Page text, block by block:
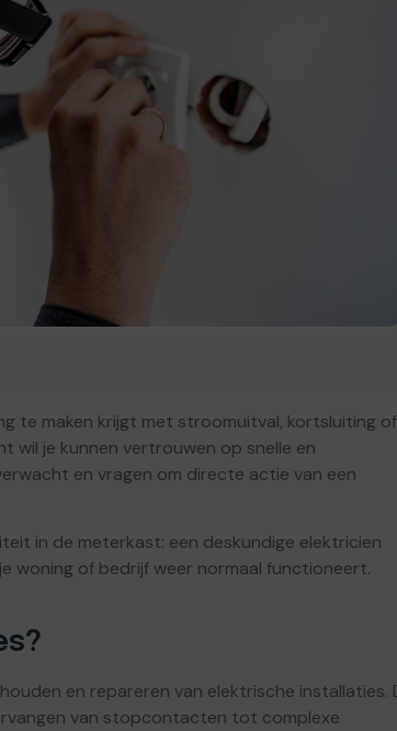
te maken krijgt met stroomuitval, kortsluiting of
wil je kunnen vertrouwen op snelle en
en vragen om directe actie van een
in de meterkast: een deskundige elektricien
woning of bedrijf weer normaal functioneert.
en repareren van elektrische installaties.
van stopcontacten tot complexe